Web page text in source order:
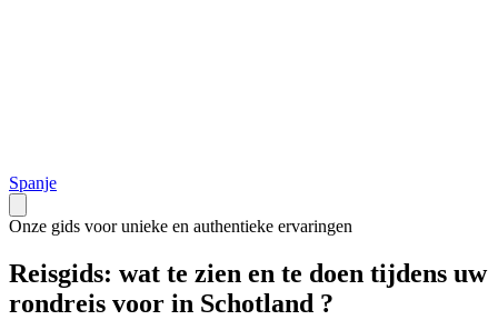
Spanje
Onze gids voor unieke en authentieke ervaringen
Reisgids: wat te zien en te doen tijdens uw
rondreis voor in Schotland ?